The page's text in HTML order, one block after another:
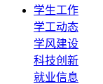
学生工作
学工动态
学风建设
科技创新
就业信息